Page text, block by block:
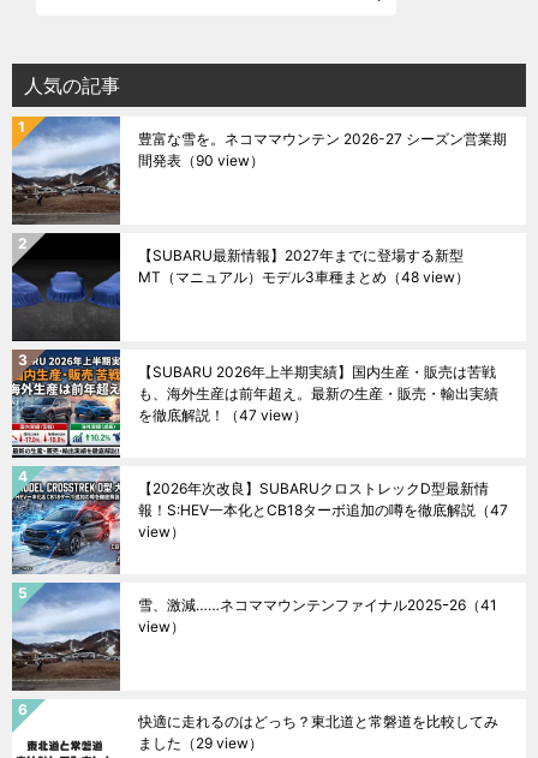
人気の記事
豊富な雪を。ネコママウンテン 2026-27 シーズン営業期
間発表 （90 view）
【SUBARU最新情報】2027年までに登場する新型
MT（マニュアル）モデル3車種まとめ （48 view）
【SUBARU 2026年上半期実績】国内生産・販売は苦戦
も、海外生産は前年超え。最新の生産・販売・輸出実績
を徹底解説！
（47 view）
【2026年次改良】SUBARUクロストレックD型最新情
報！S:HEV一本化とCB18ターボ追加の噂を徹底解説 （47
view）
雪、激減……ネコママウンテンファイナル2025ｰ26 （41
view）
快適に走れるのはどっち？東北道と常磐道を比較してみ
ました （29 view）